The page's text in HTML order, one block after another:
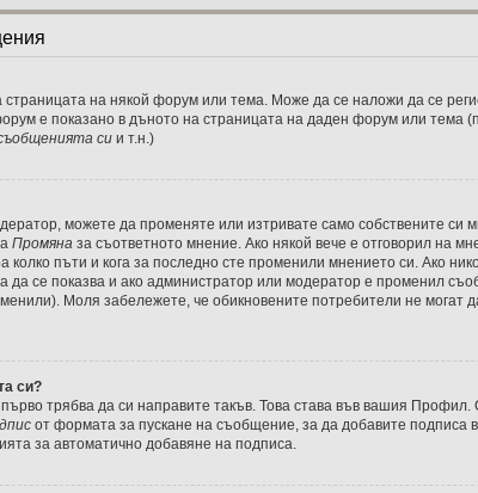
страницата на някой форум или тема. Може да се наложи да се
е показано в дъното на страницата на даден форум или тема
си и т.н.)
можете да променяте или изтривате само собствените си
Промяна за съответното мнение. Ако някой вече е отговорил на
колко пъти и кога за последно сте променили мнението си. Ако
да се показва и ако администратор или модератор е променил
Моля забележете, че обикновените потребители не могат
си?
трябва да си направите такъв. Това става във вашия Профил.
от формата за пускане на съобщение, за да добавите подписа
за автоматично добавяне на подписа.